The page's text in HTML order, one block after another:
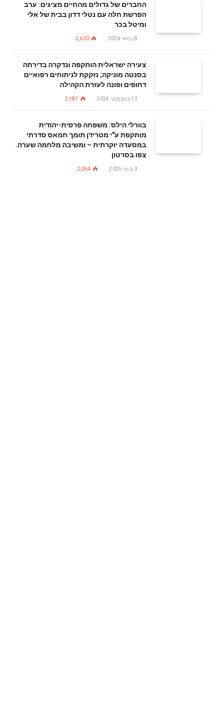
החברים של גדולים מהחיים מציגים: ערב
הפרשת חלה עם נטלי דדון בבית של אלי
ומיטל בכר
8 במאי 2024 2,630
צעירה ישראלית הותקפה ונדקרה בדירתה
בסנטה מוניקה; נזקקת לניתוחים רפואיים
דחופים ופונה לעזרת הקהילה
13 בנובמבר 2024 2,187
בוורלי הילס: משפחה פרסית-יהודית
מותקפת ע"י מטרידן תומך חמאס סדרתי
במסעדה יוקרתית – ומשיבה מלחמה שערה.
צפו בסרטון
3 ביוני 2025 2,064